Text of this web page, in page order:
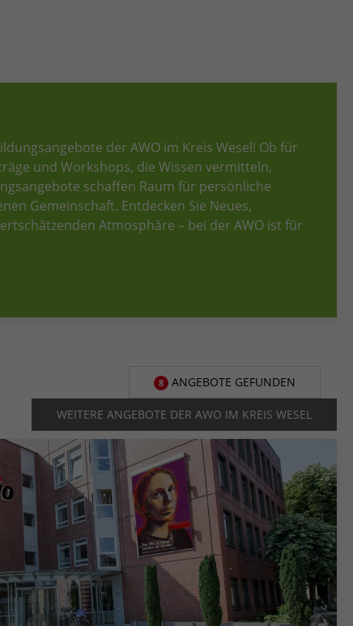
der AWO im Kreis Wesel! Ob für
und Workshops, die Wissen vermitteln,
schaffen Raum für persönliche
Gemeinschaft. Entdecken Sie Neues,
Atmosphäre – bei der AWO ist für
8 ANGEBOTE GEFUNDEN
WEITERE ANGEBOTE DER AWO IM KREIS WESEL